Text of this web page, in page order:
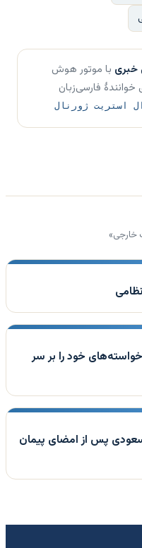
خبری با موتور هوش
فارسی‌زبان
استریت ژورنال
خواسته‌های خود را بر سر
پس از امضای پیمان